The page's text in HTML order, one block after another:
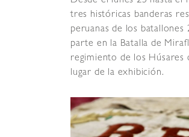
tres históricas banderas
peruanas de los
parte en la Batalla de
regimiento de los Húsares
lugar de la exhibición.